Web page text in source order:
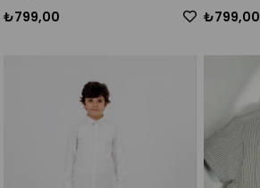
₺799,00 ₺799,00